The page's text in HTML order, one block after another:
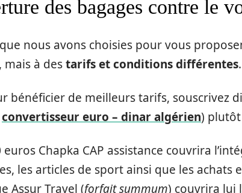
des bagages contre le
que nous avons choisies pour vous
mais à destarifs et conditions différentes.
bénéficier de meilleurs tarifs, souscrivez
convertisseur euro – dinar algérien) plutôt
Chapka CAP assistance couvrira
les articles de sport ainsi que les achats
Assur Travel (forfait summum) couvrira lui